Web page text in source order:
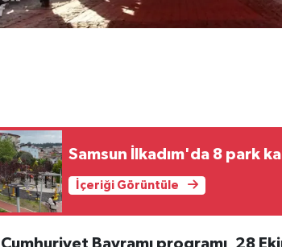
Samsun İlkadım'da 8 park
İçeriği Görüntüle